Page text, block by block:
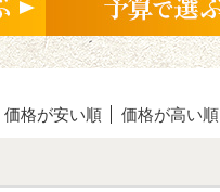
価格が安い順 価格が高い順